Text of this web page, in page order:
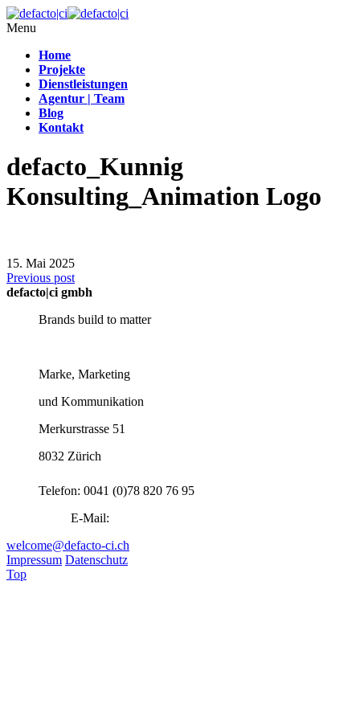
Menu
Home
Projekte
Dienstleistungen
Agentur | Team
Blog
Kontakt
defacto_Kunnig
Konsulting_Animation Logo
15. Mai 2025
Previous post
defacto|ci gmbh
Brands build to matter
Marke, Marketing
und Kommunikation
Merkurstrasse 51
8032 Zürich
Telefon: 0041 (0)78 820 76 95
E-Mail:
welcome@defacto-ci.ch
Impressum Datenschutz
Top